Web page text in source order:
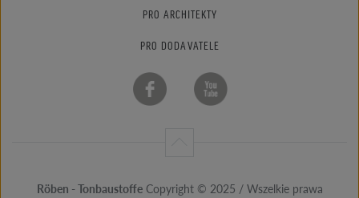
PRO ARCHITEKTY
PRO DODAVATELE
Röben - TonbaustoffeCopyright © 2025 / Wszelkie prawa